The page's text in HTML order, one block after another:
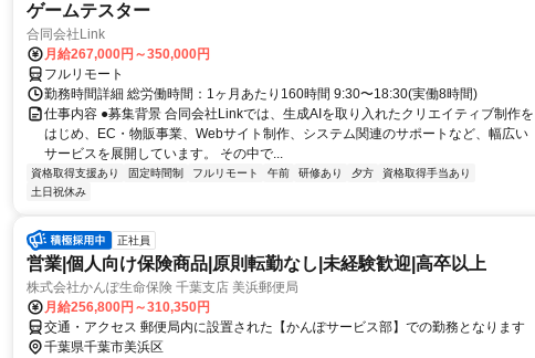
ゲームテスター
合同会社Link
月給267,000円～350,000円
フルリモート
勤務時間詳細 総労働時間：1ヶ月あたり160時間 9:30〜18:30(実働8時間)
仕事内容 ●募集背景 合同会社Linkでは、生成AIを取り入れたクリエイティブ制作を
はじめ、EC・物販事業、Webサイト制作、システム関連のサポートなど、幅広い
サービスを展開しています。 その中で...
資格取得支援あり 固定時間制 フルリモート 午前 研修あり 夕方
資格取得手当あり
土日祝休み
正社員
営業|個人向け保険商品|原則転勤なし|未経験歓迎|高卒以上
株式会社かんぽ生命保険 千葉支店 美浜郵便局
月給256,800円～310,350円
交通・アクセス 郵便局内に設置された【かんぽサービス部】での勤務となります
千葉県千葉市美浜区